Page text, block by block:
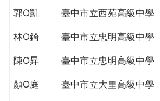
GLOBAL
CITIZENSHIP
郭O凱 臺中市立西苑高級中學
林O錡 臺中市立忠明高級中學
陳O昇 臺中市立忠明高級中學
顏O庭 臺中市立大里高級中學